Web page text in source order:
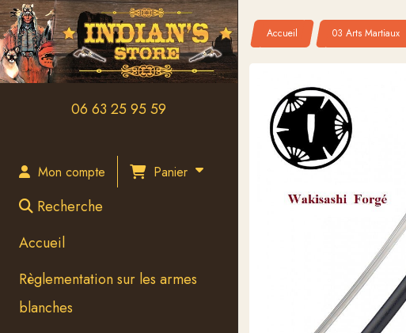
06 63 25 95 59
Mon compte Panier
Recherche
Accueil
Règlementation sur les armes
blanches
Accueil 03 Arts Martiaux
Panneau de gestion des cookies